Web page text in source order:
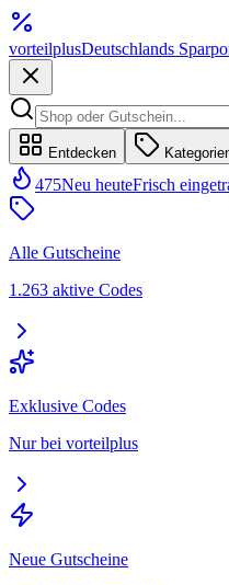
vorteilplusDeutschlands
Entdecken
475Neu heuteFrisch
Alle Gutscheine
1.263 aktive Codes
Exklusive Codes
Nur bei vorteilplus
Neue Gutscheine